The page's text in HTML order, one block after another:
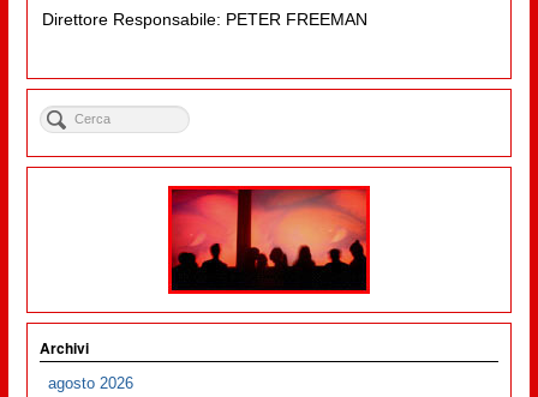
Direttore Responsabile: PETER FREEMAN
Archivi
agosto 2026